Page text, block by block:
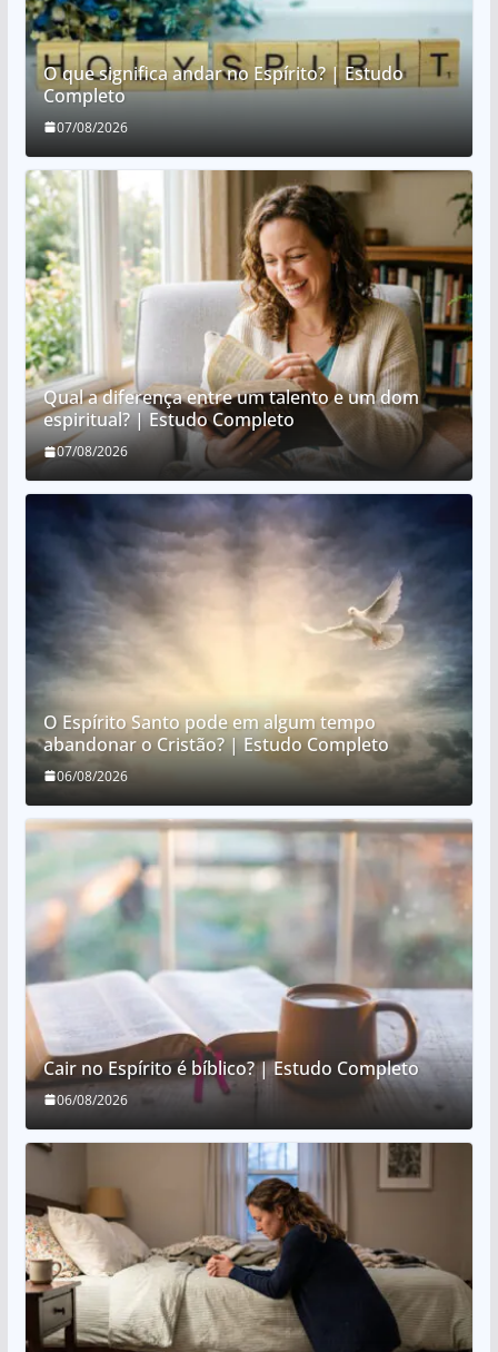
O que significa andar no Espírito? | Estudo
Completo
07/08/2026
Qual a diferença entre um talento e um dom
espiritual? | Estudo Completo
07/08/2026
O Espírito Santo pode em algum tempo
abandonar o Cristão? | Estudo Completo
06/08/2026
Cair no Espírito é bíblico? | Estudo Completo
06/08/2026